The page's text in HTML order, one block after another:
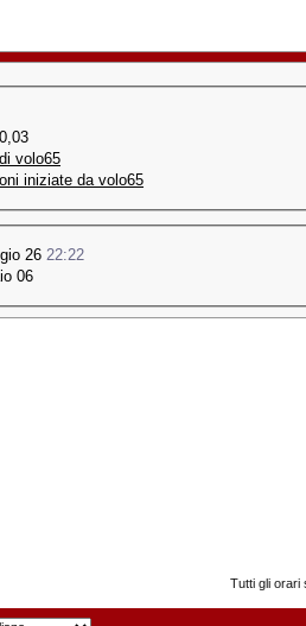
0,03
volo65
iniziate da volo65
26 22:22
06
Tutti gli orari